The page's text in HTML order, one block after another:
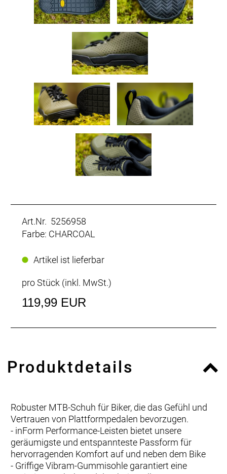
Art.Nr. 5256958
Farbe: CHARCOAL
Artikel ist lieferbar
pro Stück (inkl. MwSt.)
119,99 EUR
Produktdetails
Robuster MTB-Schuh für Biker, die das Gefühl und
Vertrauen von Plattformpedalen bevorzugen.
- inForm Performance-Leisten bietet unsere
geräumigste und entspannteste Passform für
hervorragenden Komfort auf und neben dem Bike
- Griffige Vibram-Gummisohle garantiert eine